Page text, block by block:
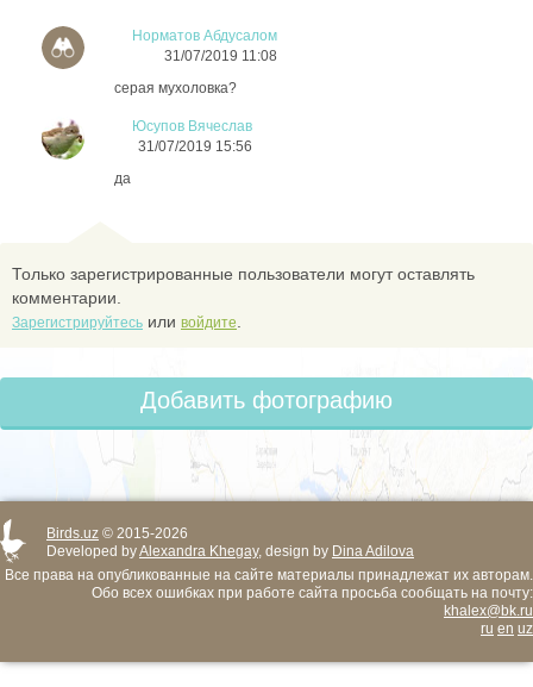
Норматов Абдусалом
31/07/2019 11:08
серая мухоловка?
Юсупов Вячеслав
31/07/2019 15:56
да
Только зарегистрированные пользователи могут оставлять
комментарии.
Зарегистрируйтесь или войдите
Добавить фотографию
Birds.uz © 2015-2026
Developed byAlexandra Khegay, design by Dina Adilova
Все права на опубликованные на сайте материалы принадлежат их авторам.
Обо всех ошибках при работе сайта просьба сообщать на почту:
khalex@bk.ru
ru en uz